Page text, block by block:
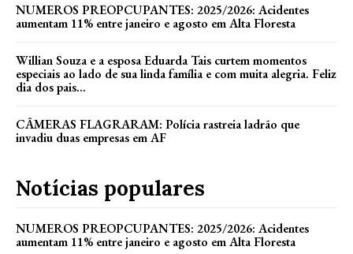
NUMEROS PREOPCUPANTES: 2025/2026: Acidentes
aumentam 11% entre janeiro e agosto em Alta Floresta
Willian Souza e a esposa Eduarda Tais curtem momentos
especiais ao lado de sua linda família e com muita alegria. Feliz
dia dos pais...
CÂMERAS FLAGRARAM: Polícia rastreia ladrão que
invadiu duas empresas em AF
Notícias populares
NUMEROS PREOPCUPANTES: 2025/2026: Acidentes
aumentam 11% entre janeiro e agosto em Alta Floresta